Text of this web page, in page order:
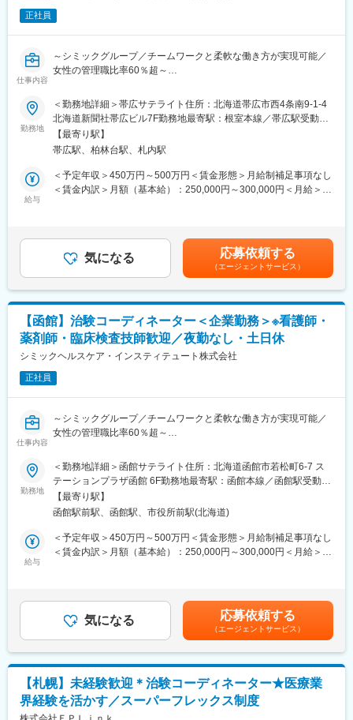
ながら学んでいきます。その後、各拠点に配属され先輩社員から
業務を引継ぎながらOJT担当者とともに医療機関へ同行するな
ど、徐々に業務を身に着けていきます。確認テストやチェックシ
ートを用いながら習熟度を測り、入社後1年程度で一人で担当を持
てるようになります。なお、その後も定期的に中途入社者に対し
てフォローを行う体制が整っています。
・チームワーク：通常は1人で業務にあたることが多いですが、困
ったときや先輩や上司がサポートしてくれるため、安心して進め
られます。また、家族の急な体調不良や突発休の場合にも周囲が
代理対応をしてくれる風土があり、チームワークが強みです。
した。管理職における女性比率も63.6%と、ライフイベントの多
い女性も活躍しやすい環境です。正社員の場合、転勤可能性はあ
正社員
仕事内容
～シミックグループ／チームワークと柔軟な働き方が実現可能／
女性の管理職比率60％超～
や私たちのQOLを向上させるべく、新しい治療法を開発する必要
があります。今回はそのための治験を実施する際の患者さんおよ
び医療機関のサポートを担う治験コーディネーター（通称CRC）
を募集しています。
・治験被験者である患者さんへの内容説明補助、ケア／相談
・治験担当医師の補助
・検査／投薬スケジュール調整、治験データの管理 など
奮闘する医師やスタッフなど携わる相手が多いです。現在治療法
がなく苦しんでいる患者さんに対して薬を届けられたり、最前線
で治療にあたる医師やスタッフのサポートを行え、治験が無事に
など未経験で転職してくる方も多いです。そのため教育体制が充
実しています。入社は原則偶数月と決まっており、同期入社者と
ともに2週間弱本社にて集合研修を行います。会社のことや業務を
遂行する上で必要な法令から実務まで座学中心でロープレを交え
ながら学んでいきます。その後、各拠点に配属され先輩社員から
業務を引継ぎながらOJT担当者とともに医療機関へ同行するな
ど、徐々に業務を身に着けていきます。確認テストやチェックシ
ートを用いながら習熟度を測り、入社後1年程度で一人で担当を持
てるようになります。なお、その後も定期的に中途入社者に対し
てフォローを行う体制が整っています。
・チームワーク：通常は1人で業務にあたることが多いですが、困
ったときや先輩や上司がサポートしてくれるため、安心して進め
られます。また、家族の急な体調不良や突発休の場合にも周囲が
代理対応をしてくれる風土があり、チームワークが強みです。
した。管理職における女性比率も63.6%と、ライフイベントの多
い女性も活躍しやすい環境です。正社員の場合、転勤可能性はあ
勤務地
＜勤務地詳細＞帯広サテライト住所：北海道帯広市西4条南9-1-4
北海道新聞社帯広ビル7F勤務地最寄駅：根室本線／帯広駅受動喫
煙対策：屋内全面禁煙変更の範囲：会社の定める事業所
【最寄り駅】
帯広駅、柏林台駅、札内駅
給与
＜予定年収＞450万円～500万円＜賃金形態＞月給制補足事項なし
＜賃金内訳＞月額（基本給）：250,000円～300,000円＜月給＞
気になる 応募依頼する
（エージェントサービス）
【函館】治験コーディネーター＜企業勤務＞※看護師・
薬剤師・臨床検査技師歓迎／夜勤なし・土日休
シミックヘルスケア・インスティテュート株式会社
正社員
仕事内容
～シミックグループ／チームワークと柔軟な働き方が実現可能／
女性の管理職比率60％超～
や私たちのQOLを向上させるべく、新しい治療法を開発する必要
があります。今回はそのための治験を実施する際の患者さんおよ
び医療機関のサポートを担う治験コーディネーター（通称CRC）
を募集しています。
・治験被験者である患者さんへの内容説明補助、ケア／相談
・治験担当医師の補助
・検査／投薬スケジュール調整、治験データの管理 など
奮闘する医師やスタッフなど携わる相手が多いです。現在治療法
がなく苦しんでいる患者さんに対して薬を届けられたり、最前線
で治療にあたる医師やスタッフのサポートを行え、治験が無事に
など未経験で転職してくる方も多いです。そのため教育体制が充
実しています。入社は原則偶数月と決まっており、同期入社者と
ともに2週間弱本社にて集合研修を行います。会社のことや業務を
遂行する上で必要な法令から実務まで座学中心でロープレを交え
勤務地
＜勤務地詳細＞函館サテライト住所：北海道函館市若松町6-7 ス
テーションプラザ函館 6F勤務地最寄駅：函館本線／函館駅受動喫
煙対策：屋内全面禁煙変更の範囲：会社の定める事業所
【最寄り駅】
函館駅前駅、函館駅、市役所前駅(北海道)
給与
＜予定年収＞450万円～500万円＜賃金形態＞月給制補足事項なし
＜賃金内訳＞月額（基本給）：250,000円～300,000円＜月給＞
気になる 応募依頼する
（エージェントサービス）
【札幌】未経験歓迎＊治験コーディネーター★医療業
界経験を活かす／スーパーフレックス制度